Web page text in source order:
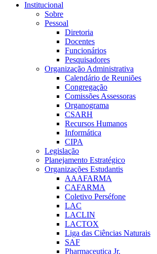
Institucional
Sobre
Pessoal
Diretoria
Docentes
Funcionários
Pesquisadores
Organização Administrativa
Calendário de Reuniões
Congregação
Comissões Assessoras
Organograma
CSARH
Recursos Humanos
Informática
CIPA
Legislação
Planejamento Estratégico
Organizações Estudantis
AAAFARMA
CAFARMA
Coletivo Perséfone
LAC
LACLIN
LACTOX
Liga das Ciências Naturais
SAF
Pharmaceutica Jr.